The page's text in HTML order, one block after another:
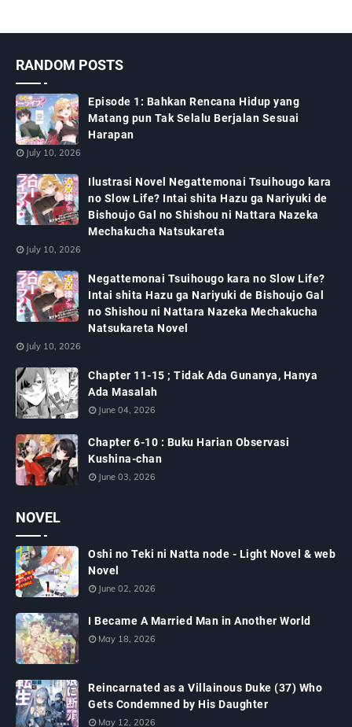
RANDOM POSTS
Episode 1: Bahkan Rencana Hidup yang
Matang pun Tak Selalu Berjalan Sesuai
Harapan
July 10, 2026
Ilustrasi Novel Negattemonai Tsuihougo kara
no Slow Life? Intai shita Hazu ga Nariyuki de
Bishoujo Gal no Shishou ni Nattara Nazeka
Mechakucha Natsukareta
July 10, 2026
Negattemonai Tsuihougo kara no Slow Life?
Intai shita Hazu ga Nariyuki de Bishoujo Gal
no Shishou ni Nattara Nazeka Mechakucha
Natsukareta Novel
July 10, 2026
Chapter 11-15 ; Tidak Ada Gunanya, Hanya
Ada Masalah
June 04, 2026
Chapter 6-10 : Buku Harian Observasi
Kushina-chan
June 03, 2026
NOVEL
Oshi no Teki ni Natta node - Light Novel & web
Novel
June 02, 2026
I Became A Married Man in Another World
May 18, 2026
Reincarnated as a Villainous Duke (37) Who
Gets Condemned by His Daughter
May 12, 2026